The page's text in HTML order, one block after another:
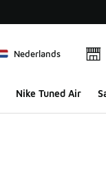
Nederlands
Nike Tuned Air